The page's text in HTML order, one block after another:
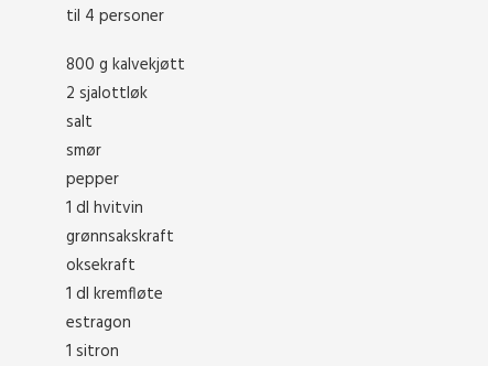
til 4 personer
800 g kalvekjøtt
2 sjalottløk
salt
smør
pepper
1 dl hvitvin
grønnsakskraft
oksekraft
1 dl kremfløte
estragon
1 sitron